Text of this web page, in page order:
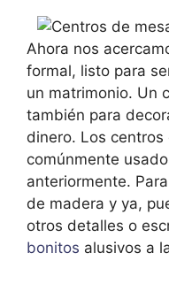
Ahora nos
formal, listo para
un matrimonio. Un
también para
dinero. Los
comúnmente
anteriormente.
de madera y ya,
otros detalles o
bonitos alusivos a